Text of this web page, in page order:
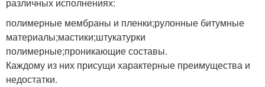
различных исполнениях:
полимерные мембраны и пленки;рулонные битумные
материалы;мастики;штукатурки
полимерные;проникающие составы.
Каждому из них присущи характерные преимущества и
недостатки.